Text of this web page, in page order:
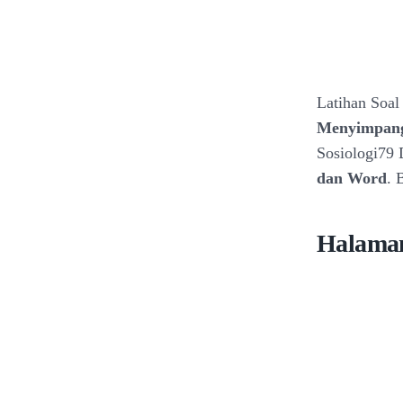
Latihan
Sosiologi79
dan Word.